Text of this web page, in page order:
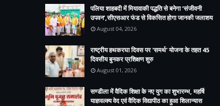
पलिया शाहबदी में मियावाकी पद्धति से बनेगा ‘संजीवनी
उपवन’,सीएसआर फंड से विकसित होगा जानकी जलाशय
August 04, 2026
राष्ट्रीय हथकरघा दिवस पर 'समर्थ' योजना के तहत 45
दिवसीय बुनकर प्रशिक्षण शुरु
August 01, 2026
सण्डीला में वैदिक शिक्षा के नए युग का शुभारम्भ, महर्षि
याज्ञवल्क्य वेद एवं वैदिक विद्यापीठ का हुआ शिलान्यास